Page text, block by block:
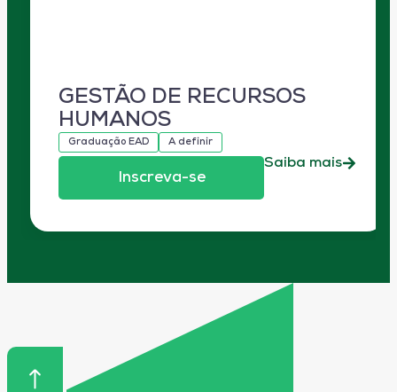
GESTÃO DE RECURSOS
HUMANOS
Graduação EAD A definir
Inscreva-se
Saiba mais